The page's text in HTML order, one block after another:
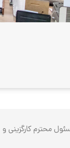
مسئول محترم کارگزینی و